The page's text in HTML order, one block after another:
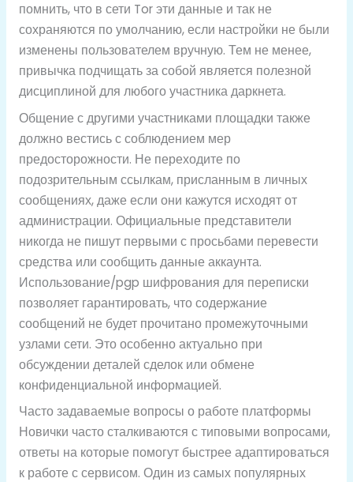
помнить, что в сети Tor эти данные и так не
сохраняются по умолчанию, если настройки не были
изменены пользователем вручную. Тем не менее,
привычка подчищать за собой является полезной
дисциплиной для любого участника даркнета.
Общение с другими участниками площадки также
должно вестись с соблюдением мер
предосторожности. Не переходите по
подозрительным ссылкам, присланным в личных
сообщениях, даже если они кажутся исходят от
администрации. Официальные представители
никогда не пишут первыми с просьбами перевести
средства или сообщить данные аккаунта.
Использование/pgp шифрования для переписки
позволяет гарантировать, что содержание
сообщений не будет прочитано промежуточными
узлами сети. Это особенно актуально при
обсуждении деталей сделок или обмене
конфиденциальной информацией.
Часто задаваемые вопросы о работе платформы
Новички часто сталкиваются с типовыми вопросами,
ответы на которые помогут быстрее адаптироваться
к работе с сервисом. Один из самых популярных